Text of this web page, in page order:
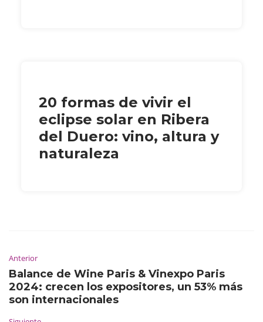
20 formas de vivir el
eclipse solar en Ribera
del Duero: vino, altura y
naturaleza
Anterior
Balance de Wine Paris & Vinexpo Paris
2024: crecen los expositores, un 53% más
son internacionales